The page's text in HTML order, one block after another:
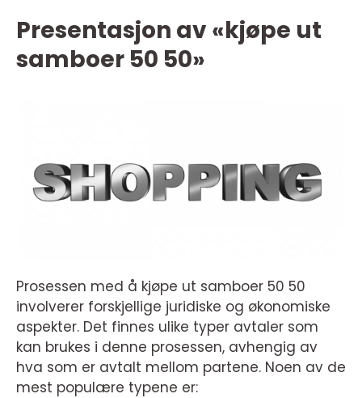
Presentasjon av «kjøpe ut
samboer 50 50»
Prosessen med å kjøpe ut samboer 50 50
involverer forskjellige juridiske og økonomiske
aspekter. Det finnes ulike typer avtaler som
kan brukes i denne prosessen, avhengig av
hva som er avtalt mellom partene. Noen av de
mest populære typene er: